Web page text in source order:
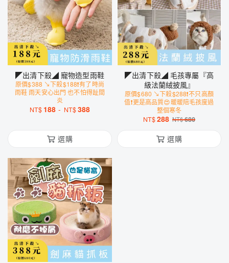
◤出清下殺◢ 寵物造型雨鞋
原價$388 ↘下殺$188❗️有了時尚
雨鞋 雨天安心出門 也不怕得趾間
炎
NT$ 188 - NT$388
選購
◤出清下殺◢ 毛孩專屬『高
級法蘭絨披風』
原價$680 ↘下殺$288❗️不只高顏
值❗️更是高品質😍暖暖陪毛孩度過
整個寒冬
NT$288 NT$680
選購